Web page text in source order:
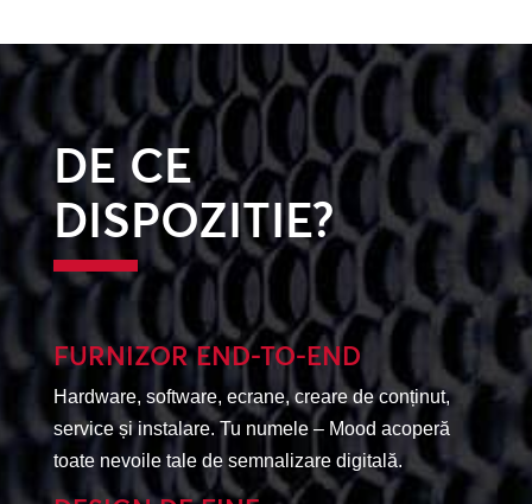
DE CE
DISPOZITIE?
FURNIZOR END-TO-END
Hardware, software, ecrane, creare de conținut,
service și instalare. Tu numele – Mood acoperă
toate nevoile tale de semnalizare digitală.